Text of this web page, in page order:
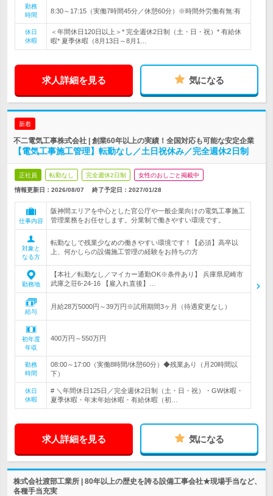
勤務
時間
8:30～17:15（実働7時間45分／休憩60分）※時間外労働有無:有
休日
休暇
＜年間休日120日以上＞* 完全週休2日制（土・日・祝）* 有給休
暇* 夏季休暇（8月13日～8月1…
求人詳細を見る 気になる
新着
不二電気工事株式会社 | 創業60年以上の実績！全国対応も可能な安定企業
【電気工事施工管理】転勤なし／土日祝休み／完全週休2日制
正社員 転勤なし 完全週休2日制 女性のおしごと掲載中
情報更新日：2026/08/07 終了予定日： 2027/01/28
仕事内容
阪神間エリアを中心とした官公庁や一般企業向けの電気工事施工
管理業務をお任せします。分業制で働きやすい環境です。
対象と
なる方
転勤なしで残業少なめの働きやすい環境です！【必須】高卒以
上、何かしらの設備施工管理の経験をお持ちの方
勤務地
【本社／転勤なし／マイカー通勤OK※条件あり】 兵庫県尼崎市
武庫之荘6-24-16 【雇入れ直後】…
給与
月給28万5000円～39万円※試用期間3ヶ月（待遇変更なし）
初年度
年収
400万円～550万円
勤務
時間
08:00～17:00（実働8時間/休憩60分）◆残業あり（月20時間以
下）
休日
休暇
# ＼年間休日125日／完全週休2日制（土・日・祝）・GW休暇・
夏季休暇・年末年始休暇・有給休暇（初…
求人詳細を見る 気になる
株式会社渡部工業所 | 80年以上の歴史を誇る設備工事会社★現場手当など、
各種手当充実